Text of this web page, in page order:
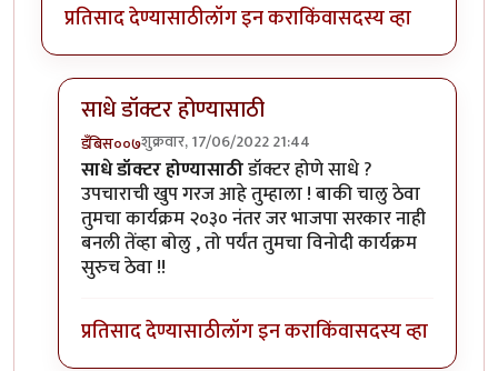
प्रतिसाद देण्यासाठीलॉग इन कराकिंवासदस्य व्हा
साधे डॉक्टर होण्यासाठी
डँबिस००७शुक्रवार, 17/06/2022 21:44
In reply toखुप वाईट वाटतेbysunil kachure
साधे डॉक्टर होण्यासाठीडॉक्टर होणे साधे ?
उपचाराची खुप गरज आहे तुम्हाला ! बाकी चालु ठेवा
तुमचा कार्यक्रम २०३० नंतर जर भाजपा सरकार नाही
बनली तेंव्हा बोलु , तो पर्यंत तुमचा विनोदी कार्यक्रम
सुरुच ठेवा !!
प्रतिसाद देण्यासाठीलॉग इन कराकिंवासदस्य व्हा